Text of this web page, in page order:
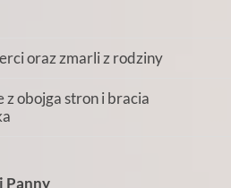
oraz zmarli z rodziny
obojga stron i bracia
Panny